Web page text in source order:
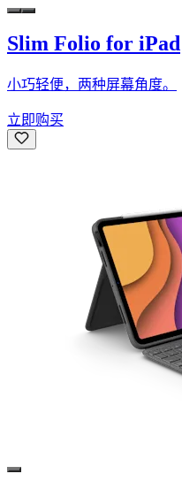
Slim Folio for iPad
小巧轻便，两种屏幕角度。
立即购买